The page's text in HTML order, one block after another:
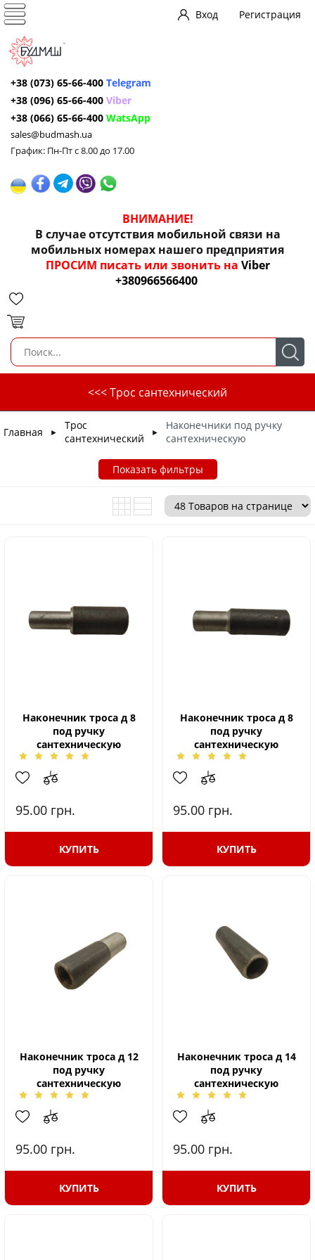
Вход Регистрация
+38 (073) 65-66-400 Telegram
+38 (096) 65-66-400 Viber
+38 (066) 65-66-400 WatsApp
sales@budmash.ua
График: Пн-Пт с 8.00 до 17.00
ВНИМАНИЕ!
В случае отсутствия мобильной связи на
мобильных номерах нашего предприятия
ПРОСИМ писать или звонить на Viber
+380966566400
<<< Трос сантехнический
Главная ►
Трос
сантехнический
►
Наконечники под ручку
сантехническую
Показать фильтры
Наконечник троса д 8
под ручку
сантехническую
95.00 грн.
КУПИТЬ
Наконечник троса д 8
под ручку
сантехническую
95.00 грн.
КУПИТЬ
Наконечник троса д 12
под ручку
сантехническую
95.00 грн.
КУПИТЬ
Наконечник троса д 14
под ручку
сантехническую
95.00 грн.
КУПИТЬ